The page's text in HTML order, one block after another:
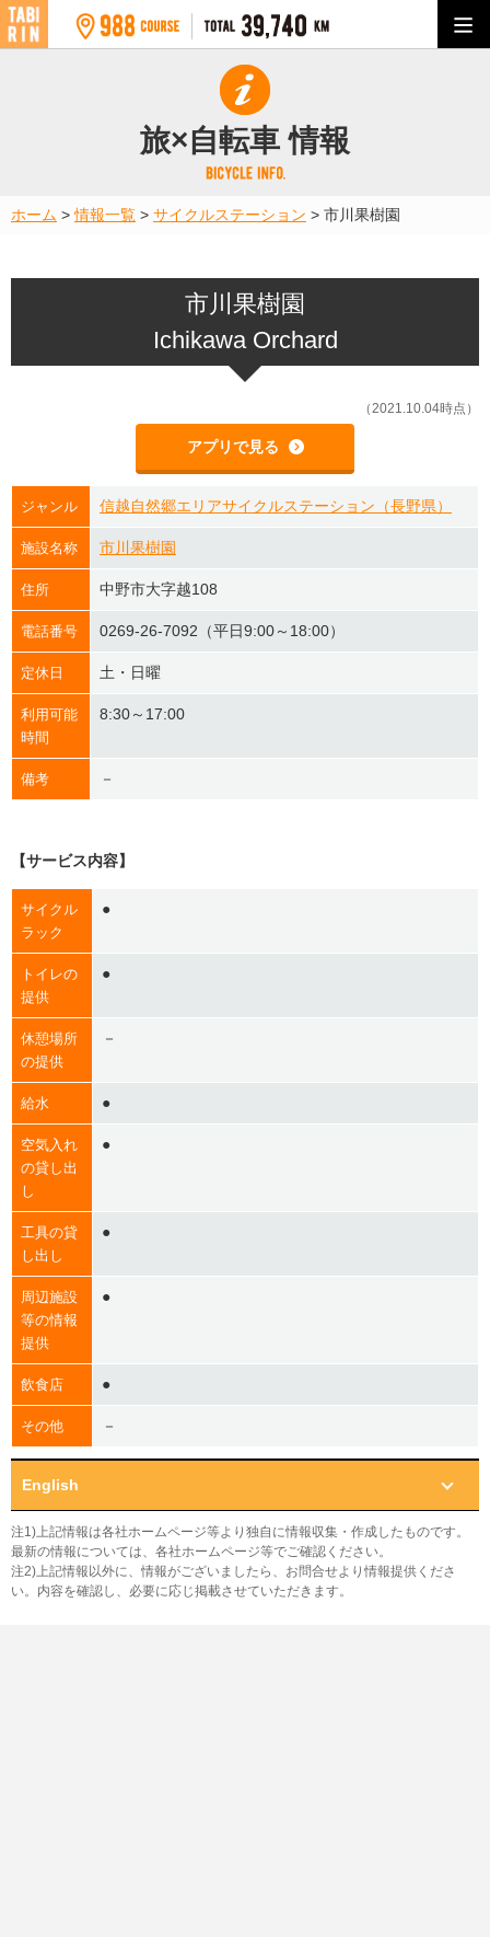
旅×自転車 情報
ホーム >情報一覧 > サイクルステーション > 市川果樹園
市川果樹園
Ichikawa Orchard
（2021.10.04時点）
アプリで見る
ジャンル 信越自然郷エリアサイクルステーション（長野県）
施設名称 市川果樹園
住所 中野市大字越108
電話番号 0269-26-7092（平日9:00～18:00）
定休日 土・日曜
利用可能
時間
8:30～17:00
備考 －
【サービス内容】
サイクル
ラック
●
トイレの
提供
●
休憩場所
の提供
－
給水 ●
空気入れ
の貸し出
し
●
工具の貸
し出し
●
周辺施設
等の情報
提供
●
飲食店 ●
その他 －
English
注1)上記情報は各社ホームページ等より独自に情報収集・作成したものです。
最新の情報については、各社ホームページ等でご確認ください。
注2)上記情報以外に、情報がございましたら、お問合せより情報提供くださ
い。内容を確認し、必要に応じ掲載させていただきます。